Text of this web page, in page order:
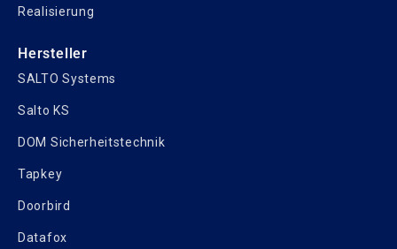
Realisierung
Hersteller
SALTO Systems
Salto KS
DOM Sicherheitstechnik
Tapkey
Doorbird
Datafox